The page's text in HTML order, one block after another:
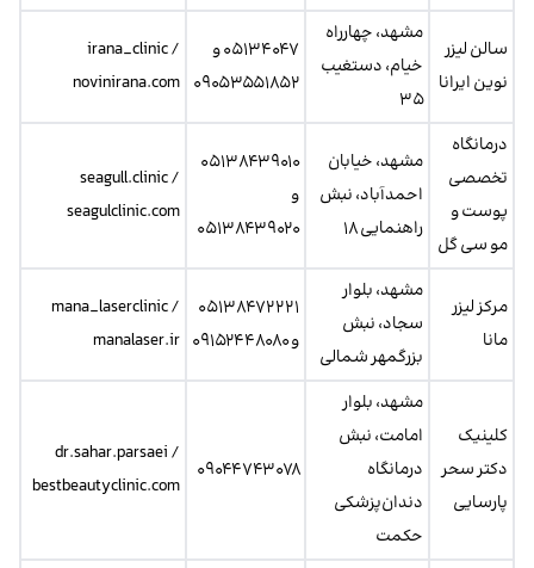
سالن لیزر
نوین ایرانا
مشهد، چهارراه
خیام، دستغیب
۳۵
۰۵۱۳۴۰۴۷ و
۰۹۰۵۳۵۵۱۸۵۲
irana_clinic /
novinirana.com
درمانگاه
تخصصی
پوست و
مو سی گل
مشهد، خیابان
احمدآباد، نبش
راهنمایی ۱۸
۰۵۱۳۸۴۳۹۰۱۰
و
۰۵۱۳۸۴۳۹۰۲۰
seagull.clinic /
seagulclinic.com
مرکز لیزر
مانا
مشهد، بلوار
سجاد، نبش
بزرگمهر شمالی
۰۵۱۳۸۴۷۲۲۲۱
و ۰۹۱۵۲۴۴۸۰۸۰
mana_laserclinic /
manalaser.ir
کلینیک
دکتر سحر
پارسایی
مشهد، بلوار
امامت، نبش
درمانگاه
دندان‌پزشکی
حکمت
۰۹۰۴۴۷۴۳۰۷۸
dr.sahar.parsaei /
bestbeautyclinic.com